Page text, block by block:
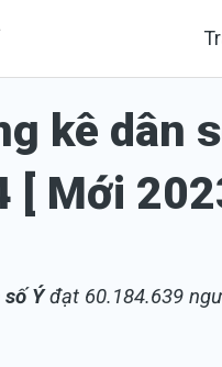
kê dân
[ Mới
số Ýđạt 60.184.639